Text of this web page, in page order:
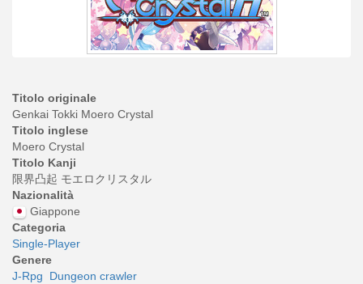
Titolo originale
Genkai Tokki Moero Crystal
Titolo inglese
Moero Crystal
Titolo Kanji
限界凸起 モエロクリスタル
Nazionalità
Giappone
Categoria
Single-Player
Genere
J-Rpg
Dungeon crawler